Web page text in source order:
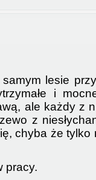
lesie
i
ale każdy z
z
chyba że tylko
pracy.